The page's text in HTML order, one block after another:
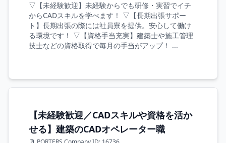
▽【未経験歓迎】未経験からでも研修・実習でイチ
からCADスキルを学べます！ ▽【長期出張サポー
ト】長期出張の際には社員寮を提供。安心して働け
る環境です！ ▽【資格手当充実】建築士や施工管理
技士などの資格取得で毎月の手当がアップ！ ...
【未経験歓迎／CADスキルや資格を活か
せる】建築のCADオペレーター職